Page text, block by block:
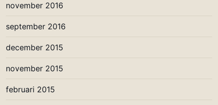
november 2016
september 2016
december 2015
november 2015
februari 2015